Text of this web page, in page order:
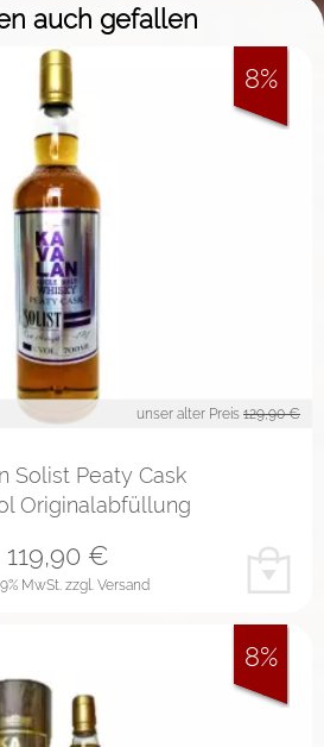
auch gefallen
unser alter Preis 129,90 €
Solist Peaty Cask
Originalabfüllung
MwSt. zzgl. Versand
119,90 €
8%
8%